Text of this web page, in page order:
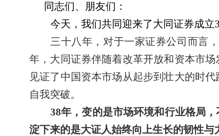
同志们、朋友们：
今天，我们共同迎来了大同证券成立
三十八年，对于一家证券公司而言
年，大同证券伴随着改革开放和资本市
见证了中国资本市场从起步到壮大的时
自我突破。
38年，变的是市场环境和行业格局
淀下来的是大证人始终向上生长的韧性与